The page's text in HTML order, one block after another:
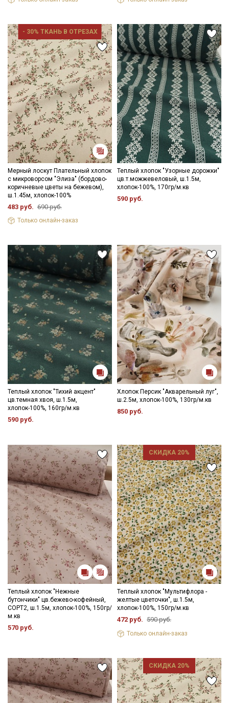
расцветки рекомендуется сначала прополоскать до
прозрачной воды.
Уход:
- стирка до 40C в деликатном режиме (вывернув изделие на
изнанку)
- запрещены отбеливатели
- сушить в подвешенном и расправленном состоянии
- глажка только с изнаночной стороны.
Цветопередача может отличаться от оригинального цвета
ткани в зависимостиот настроек вашего монитора и в
зависимости от партии.
- 30% ТКАНЬ В ОТРЕЗАХ
Мерный лоскут Плательный хлопок
с микроворсом "Элиза" (бордово-
коричневые цветы на бежевом),
ш.1.45м, хлопок-100%
483 руб. 690 руб.
Только онлайн-заказ
Теплый хлопок "Узорные дорожки"
цв.т.можжевеловый, ш.1.5м,
хлопок-100%, 170гр/м.кв
590 руб.
Теплый хлопок "Тихий акцент"
цв.темная хвоя, ш.1.5м,
хлопок-100%, 160гр/м.кв
590 руб.
Хлопок Персик "Акварельный луг",
ш.2.5м, хлопок-100%, 130гр/м.кв
850 руб.
Теплый хлопок "Нежные
бутончики" цв.бежево-кофейный,
СОРТ2, ш.1.5м, хлопок-100%, 150гр/
м.кв
570 руб.
СКИДКА 20%
Теплый хлопок "Мультифлора -
желтые цветочки", ш.1.5м,
хлопок-100%, 150гр/м.кв
472 руб. 590 руб.
Только онлайн-заказ
СКИДКА 20%
Секретная рассылка от Купава
Мы публикуем здесь дополнительные
промокоды и скидки до 30% на узкие
категории тканей
Электронная почта
Ознакомлен(а) сПолитикой обработки персональных
данных
и даю
Согласие на обработку персональных
данных
ДаюСогласие на получение рекламных и
информационных рассылок